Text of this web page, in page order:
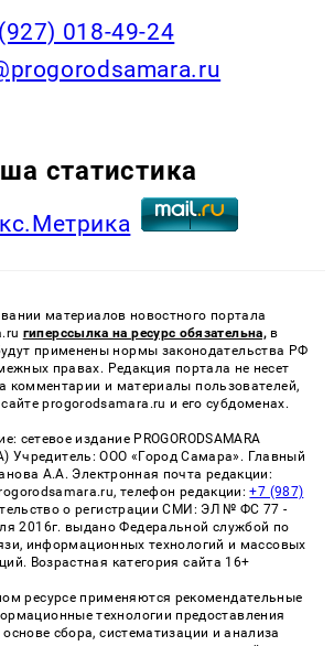
018-49-24
статистика
материалов новостного портала
гиперссылка на ресурс обязательна, в
применены нормы законодательства РФ
правах. Редакция портала не несет
комментарии и материалы пользователей,
progorodsamara.ru и его субдоменах.
сетевое издание PROGORODSAMARA
ООО «Город Самара». Главный
А.А. Электронная почта редакции:
телефон редакции:+7 (987)
о регистрации СМИ: ЭЛ № ФС 77 -
2016г. выдано Федеральной службой по
информационных технологий и массовых
Возрастная категория сайта 16+
ресурсе применяются рекомендательные
технологии предоставления
сбора, систематизации и анализа